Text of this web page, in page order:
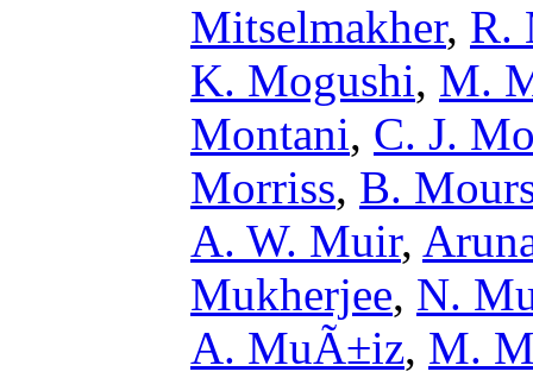
Mitselmakher, R.
K. Mogushi, M.
Montani, C. J.
Morriss, B.
A. W. Muir,
Mukherjee, N.
A. MuÃ±iz, M.